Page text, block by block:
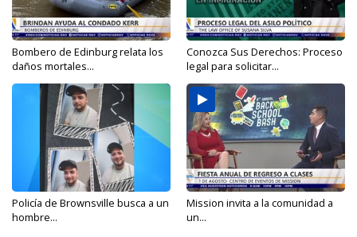
Bombero de Edinburg relata los
daños mortales...
Conozca Sus Derechos: Proceso
legal para solicitar...
Policía de Brownsville busca a un
hombre...
Mission invita a la comunidad a
un...